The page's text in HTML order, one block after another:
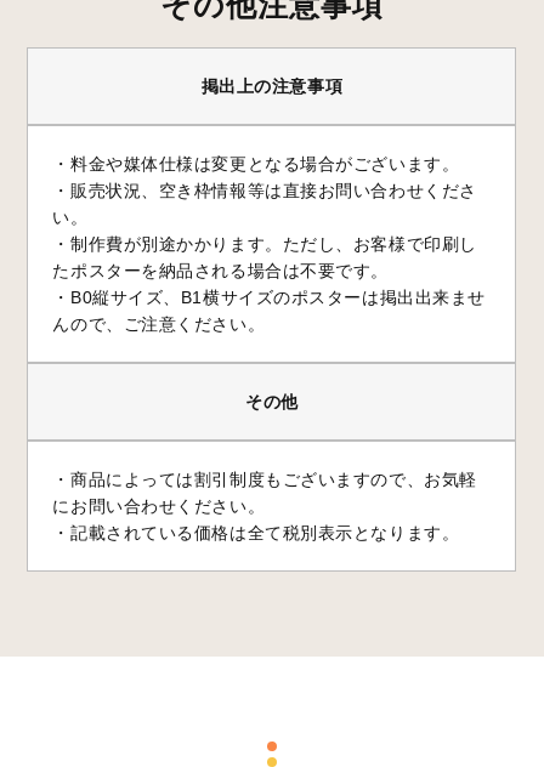
掲出上の注意事項
・料金や媒体仕様は変更となる場合がございます。
・販売状況、空き枠情報等は直接お問い合わせくださ
い。
・制作費が別途かかります。ただし、お客様で印刷し
たポスターを納品される場合は不要です。
・B0縦サイズ、B1横サイズのポスターは掲出出来ませ
んので、ご注意ください。
その他
・商品によっては割引制度もございますので、お気軽
にお問い合わせください。
・記載されている価格は全て税別表示となります。